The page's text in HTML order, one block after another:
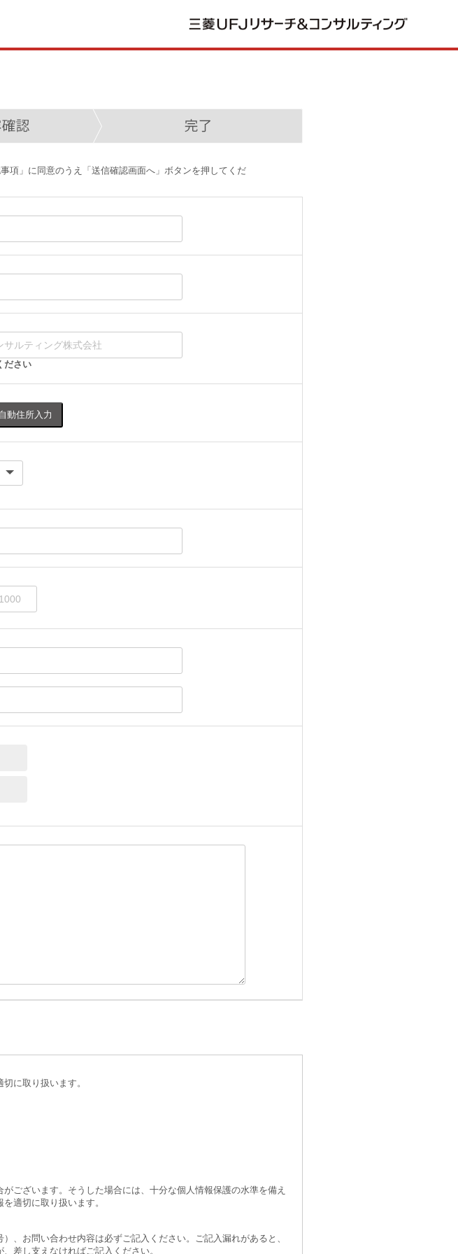
項」に同意のうえ「送信確認画面へ」ボタンを押してくだ
ださい
動住所入力
切に取り扱います。
ございます。そうした場合には、十分な個人情報保護の水準を備え
適切に取り扱います。
、お問い合わせ内容は必ずご記入ください。ご記入漏れがあると、
差し支えなければご記入ください。